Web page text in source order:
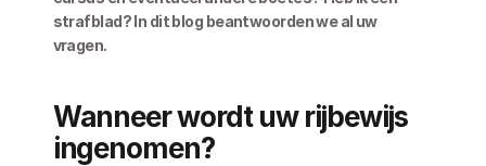
strafblad? In dit blog beantwoorden we al uw
vragen.
Wanneer wordt uw rijbewijs
ingenomen?